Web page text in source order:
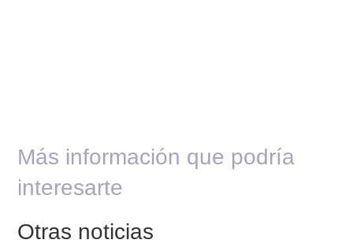
Más información que podría
interesarte
Otras noticias